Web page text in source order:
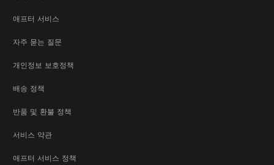
애프터 서비스
자주 묻는 질문
개인정보 보호정책
배송 정책
반품 및 환불 정책
서비스 약관
애프터 서비스 정책